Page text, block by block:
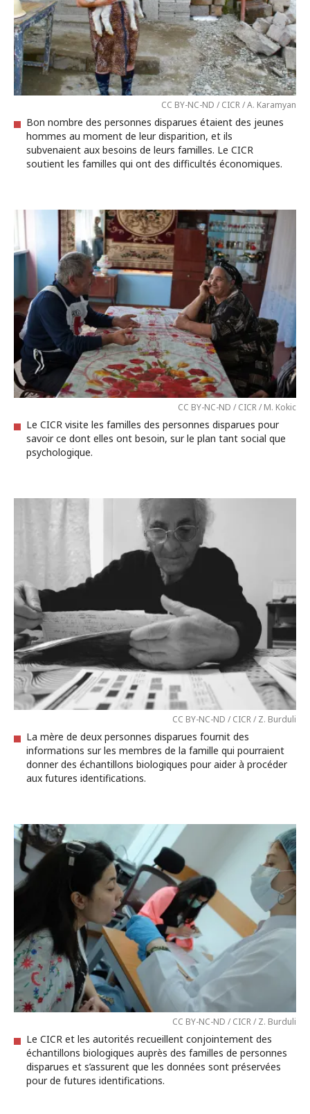
CC BY-NC-ND / CICR / A. Karamyan
Bon nombre des personnes disparues étaient des jeunes
hommes au moment de leur disparition, et ils
subvenaient aux besoins de leurs familles. Le CICR
soutient les familles qui ont des difficultés économiques.
CC BY-NC-ND / CICR / M. Kokic
Le CICR visite les familles des personnes disparues pour
savoir ce dont elles ont besoin, sur le plan tant social que
psychologique.
CC BY-NC-ND / CICR / Z. Burduli
La mère de deux personnes disparues fournit des
informations sur les membres de la famille qui pourraient
donner des échantillons biologiques pour aider à procéder
aux futures identifications.
CC BY-NC-ND / CICR / Z. Burduli
Le CICR et les autorités recueillent conjointement des
échantillons biologiques auprès des familles de personnes
disparues et s’assurent que les données sont préservées
pour de futures identifications.